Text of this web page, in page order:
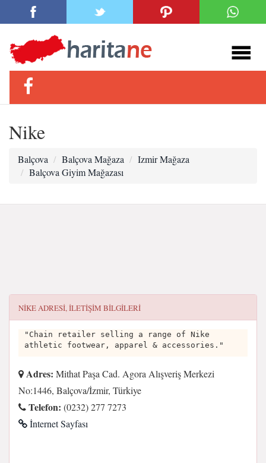
Nike
Balçova Balçova Mağaza
Izmir Mağaza
Balçova Giyim Mağazası
NIKEADRESI, ILETIŞIM BILGILERI
"Chain retailer selling a range of Nike
athletic footwear, apparel & accessories."
Adres: Mithat Paşa Cad. Agora Alışveriş Merkezi
No:1446, Balçova/İzmir, Türkiye
Telefon: (0232) 277 7273
İnternet Sayfası